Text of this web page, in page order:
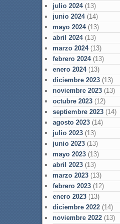
julio 2024(13)
junio 2024(14)
mayo 2024(13)
abril 2024(13)
marzo 2024(13)
febrero 2024(13)
enero 2024(13)
diciembre 2023 (13)
noviembre 2023 (13)
octubre 2023 (12)
septiembre 2023 (14)
agosto 2023 (14)
julio 2023 (13)
junio 2023 (13)
mayo 2023 (13)
abril 2023 (13)
marzo 2023 (13)
febrero 2023 (12)
enero 2023 (13)
diciembre 2022 (14)
noviembre 2022 (13)